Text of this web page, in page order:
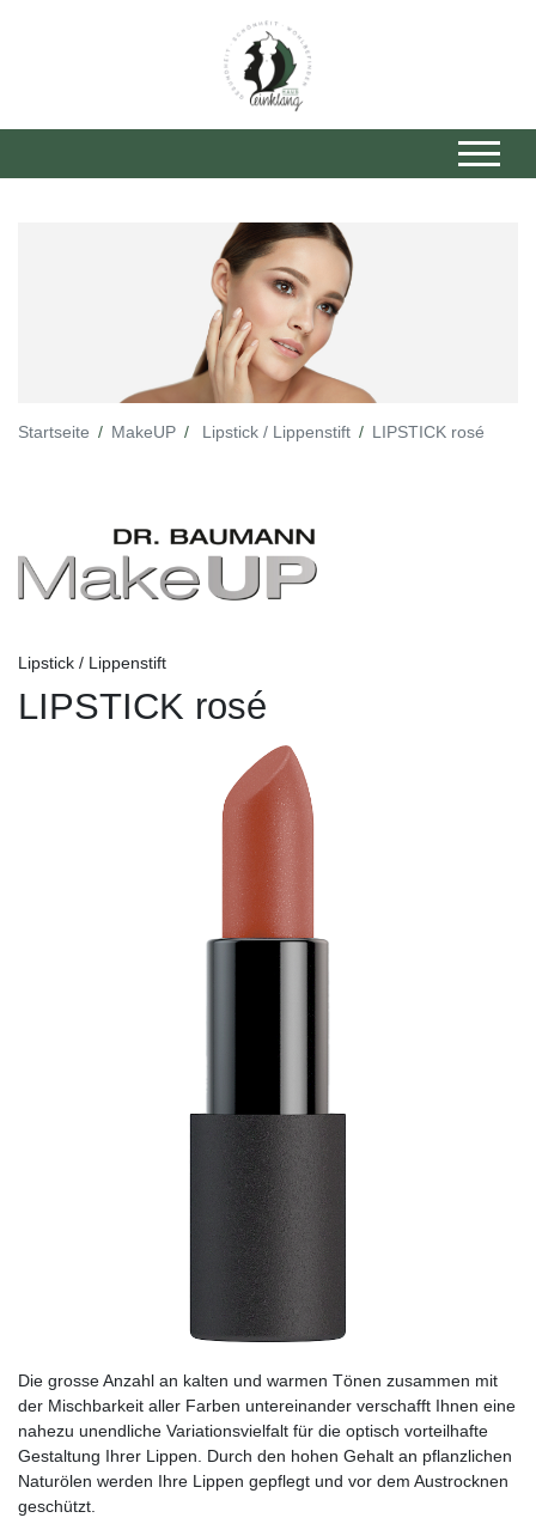
Startseite MakeUP Lipstick / Lippenstift LIPSTICK rosé
Lipstick / Lippenstift
LIPSTICK rosé
Die grosse Anzahl an kalten und warmen Tönen zusammen mit
der Mischbarkeit aller Farben untereinander verschafft Ihnen eine
nahezu unendliche Variationsvielfalt für die optisch vorteilhafte
Gestaltung Ihrer Lippen. Durch den hohen Gehalt an pflanzlichen
Naturölen werden Ihre Lippen gepflegt und vor dem Austrocknen
geschützt.